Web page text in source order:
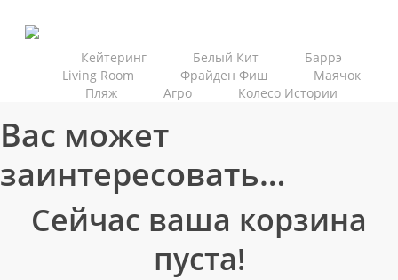
Кейтеринг Белый Кит
Баррэ
Living Room
Фрайден Фиш
Маячок
Пляж
Агро Колесо Истории
Вас может
заинтересовать…
Сейчас ваша корзина
пуста!